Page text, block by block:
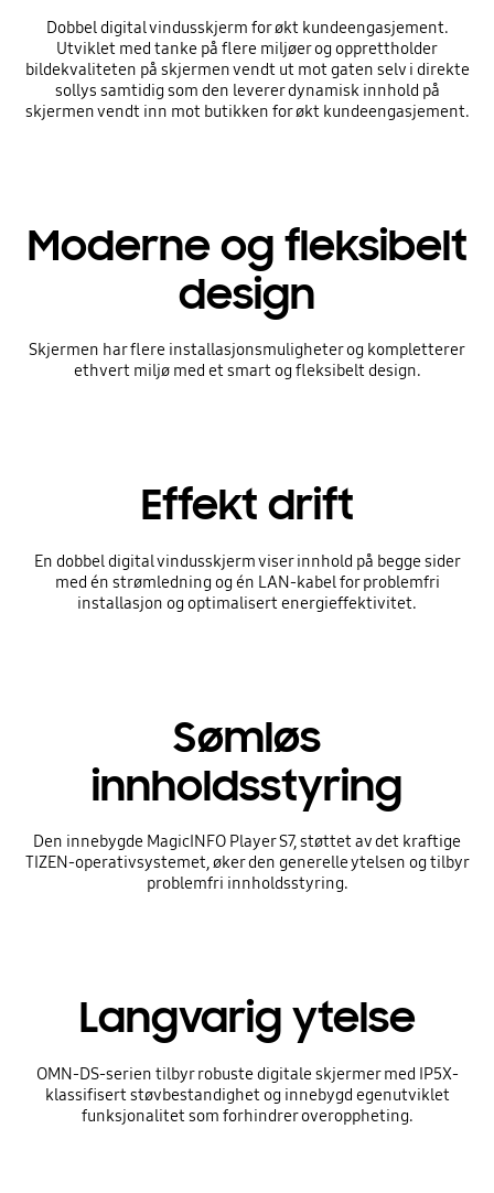
Dobbel digital vindusskjerm for økt kundeengasjement.
Utviklet med tanke på flere miljøer og opprettholder
bildekvaliteten på skjermen vendt ut mot gaten selv i direkte
sollys samtidig som den leverer dynamisk innhold på
skjermen vendt inn mot butikken for økt kundeengasjement.
Moderne og fleksibelt
design
Skjermen har flere installasjonsmuligheter og kompletterer
ethvert miljø med et smart og fleksibelt design.
Effekt drift
En dobbel digital vindusskjerm viser innhold på begge sider
med én strømledning og én LAN-kabel for problemfri
installasjon og optimalisert energieffektivitet.
Sømløs
innholdsstyring
Den innebygde MagicINFO Player S7, støttet av det kraftige
TIZEN-operativsystemet, øker den generelle ytelsen og tilbyr
problemfri innholdsstyring.
Langvarig ytelse
OMN-DS-serien tilbyr robuste digitale skjermer med IP5X-
klassifisert støvbestandighet og innebygd egenutviklet
funksjonalitet som forhindrer overoppheting.